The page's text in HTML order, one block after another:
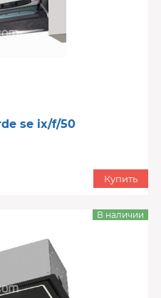
se ix/f/50
Купить
В наличии